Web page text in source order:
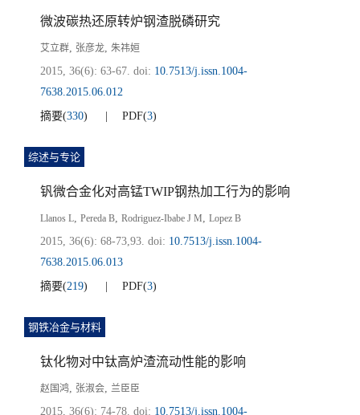
微波碳热还原转炉钢渣脱磷研究
艾立群, 张彦龙, 朱祎姮
2015, 36(6): 63-67. doi: 10.7513/j.issn.1004-
7638.2015.06.012
摘要(330) PDF(3)
综述与专论
钒微合金化对高锰TWIP钢热加工行为的影响
Llanos L, Pereda B, Rodriguez-Ibabe J M, Lopez B
2015, 36(6): 68-73,93. doi: 10.7513/j.issn.1004-
7638.2015.06.013
摘要(219) PDF(3)
钢铁冶金与材料
钛化物对中钛高炉渣流动性能的影响
赵国鸿, 张淑会, 兰臣臣
2015, 36(6): 74-78. doi: 10.7513/j.issn.1004-